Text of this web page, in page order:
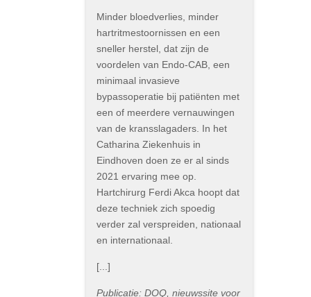
Minder bloedverlies, minder
hartritmestoornissen en een
sneller herstel, dat zijn de
voordelen van Endo-CAB, een
minimaal invasieve
bypassoperatie bij patiënten met
een of meerdere vernauwingen
van de kransslagaders. In het
Catharina Ziekenhuis in
Eindhoven doen ze er al sinds
2021 ervaring mee op.
Hartchirurg Ferdi Akca hoopt dat
deze techniek zich spoedig
verder zal verspreiden, nationaal
en internationaal.
[...]
Publicatie: DOQ, nieuwssite voor